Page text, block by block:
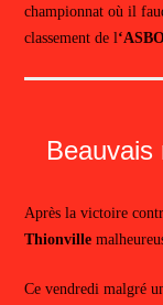
championnat où il
classement de l
Beauvais
Après la victoire
Thionville
Ce vendredi malgré